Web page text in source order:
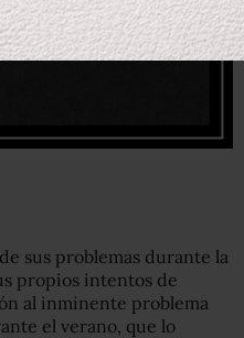
sus problemas durante la
propios intentos de
al inminente problema
el verano, que lo